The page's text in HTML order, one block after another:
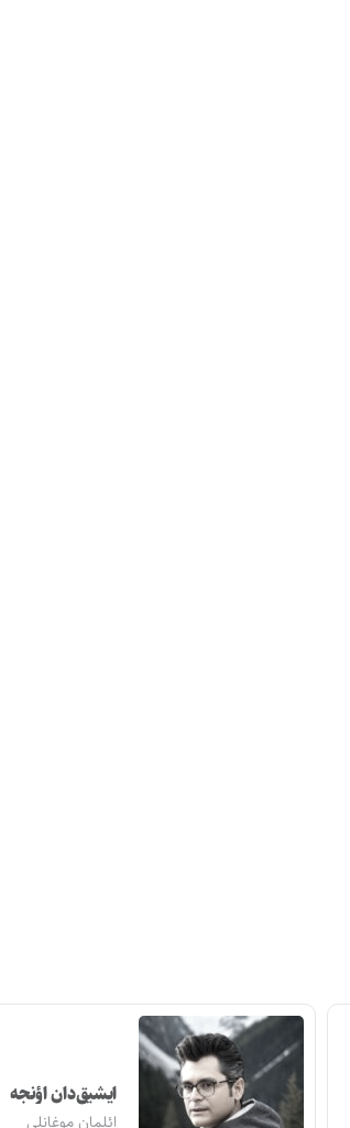
ایشیق‌دان اؤنجه
ائلمان موغانلی